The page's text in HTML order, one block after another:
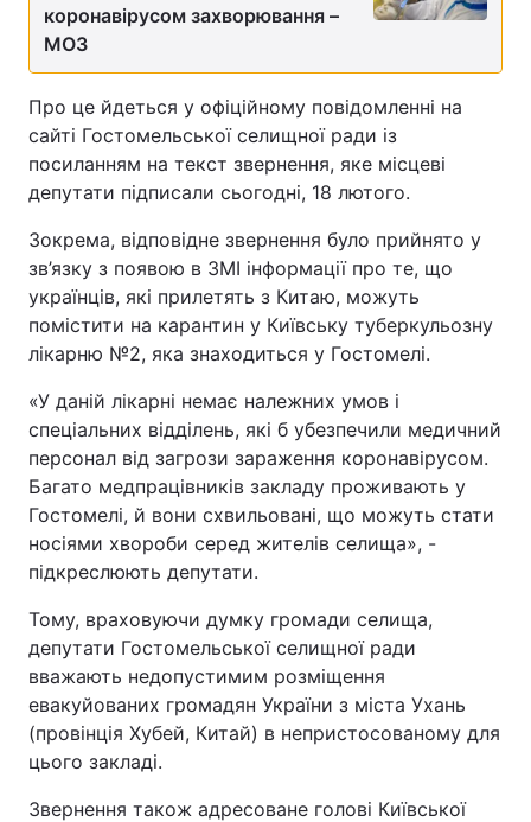
коронавірусом захворювання –
МОЗ
Про це йдеться у офіційному повідомленні на
сайті Гостомельської селищної ради із
посиланням на текст звернення, яке місцеві
депутати підписали сьогодні, 18 лютого.
Зокрема, відповідне звернення було прийнято у
зв’язку з появою в ЗМІ інформації про те, що
українців, які прилетять з Китаю, можуть
помістити на карантин у Київську туберкульозну
лікарню №2, яка знаходиться у Гостомелі.
«У даній лікарні немає належних умов і
спеціальних відділень, які б убезпечили медичний
персонал від загрози зараження коронавірусом.
Багато медпрацівників закладу проживають у
Гостомелі, й вони схвильовані, що можуть стати
носіями хвороби серед жителів селища», -
підкреслюють депутати.
Тому, враховуючи думку громади селища,
депутати Гостомельської селищної ради
вважають недопустимим розміщення
евакуйованих громадян України з міста Ухань
(провінція Хубей, Китай) в непристосованому для
цього закладі.
Звернення також адресоване голові Київської